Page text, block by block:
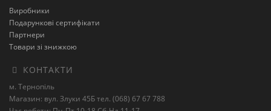
Виробники
Подарункові сертифікати
Партнери
Товари зі знижкою
КОНТАКТИ
м. Тернопіль
Магазин: вул. Злуки 45Б тел. (068) 67 67 788